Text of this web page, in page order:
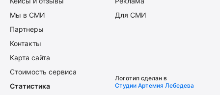
Мы в СМИ
Партнеры
Контакты
Карта сайта
Стоимость сервиса
Для СМИ
Статистика
Логотип сделан в
Студии Артемия Лебедева